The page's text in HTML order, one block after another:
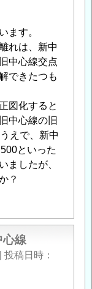
ます。
れは、新中
中心線交点
できたつも
図化すると
中心線の旧
えで、新中
といった
ましたが、
？
心線
投稿日時